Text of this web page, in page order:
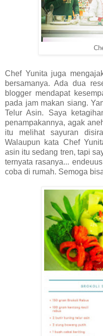
Chef Yunita juga
bersamanya. Ada dua
blogger mendapat
pada jam makan siang.
Telur Asin. Saya
penampakannya, agak
itu melihat sayuran
Walaupun kata Chef
asin itu sedang tren, tapi
ternyata rasanya...
coba di rumah. Semoga